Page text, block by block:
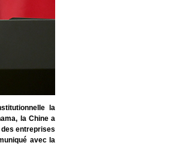
la
la Chine a
entreprises
avec la